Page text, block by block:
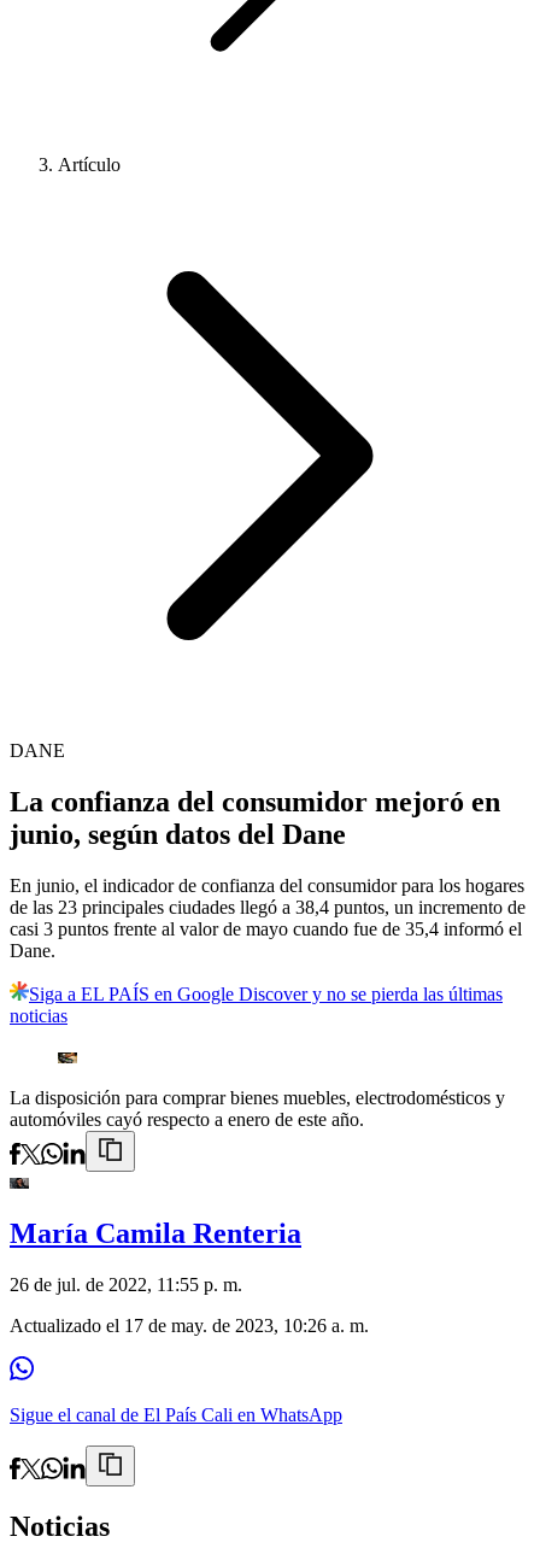
Artículo
DANE
La confianza del consumidor mejoró en
junio, según datos del Dane
En junio, el indicador de confianza del consumidor para los hogares
de las 23 principales ciudades llegó a 38,4 puntos, un incremento de
casi 3 puntos frente al valor de mayo cuando fue de 35,4 informó el
Dane.
Siga a EL PAÍS en Google Discover y no se pierda las últimas
noticias
La disposición para comprar bienes muebles, electrodomésticos y
automóviles cayó respecto a enero de este año.
María Camila Renteria
26 de jul. de 2022, 11:55 p. m.
Actualizado el 17 de may. de 2023, 10:26 a. m.
Sigue el canal de El País Cali en WhatsApp
Noticias